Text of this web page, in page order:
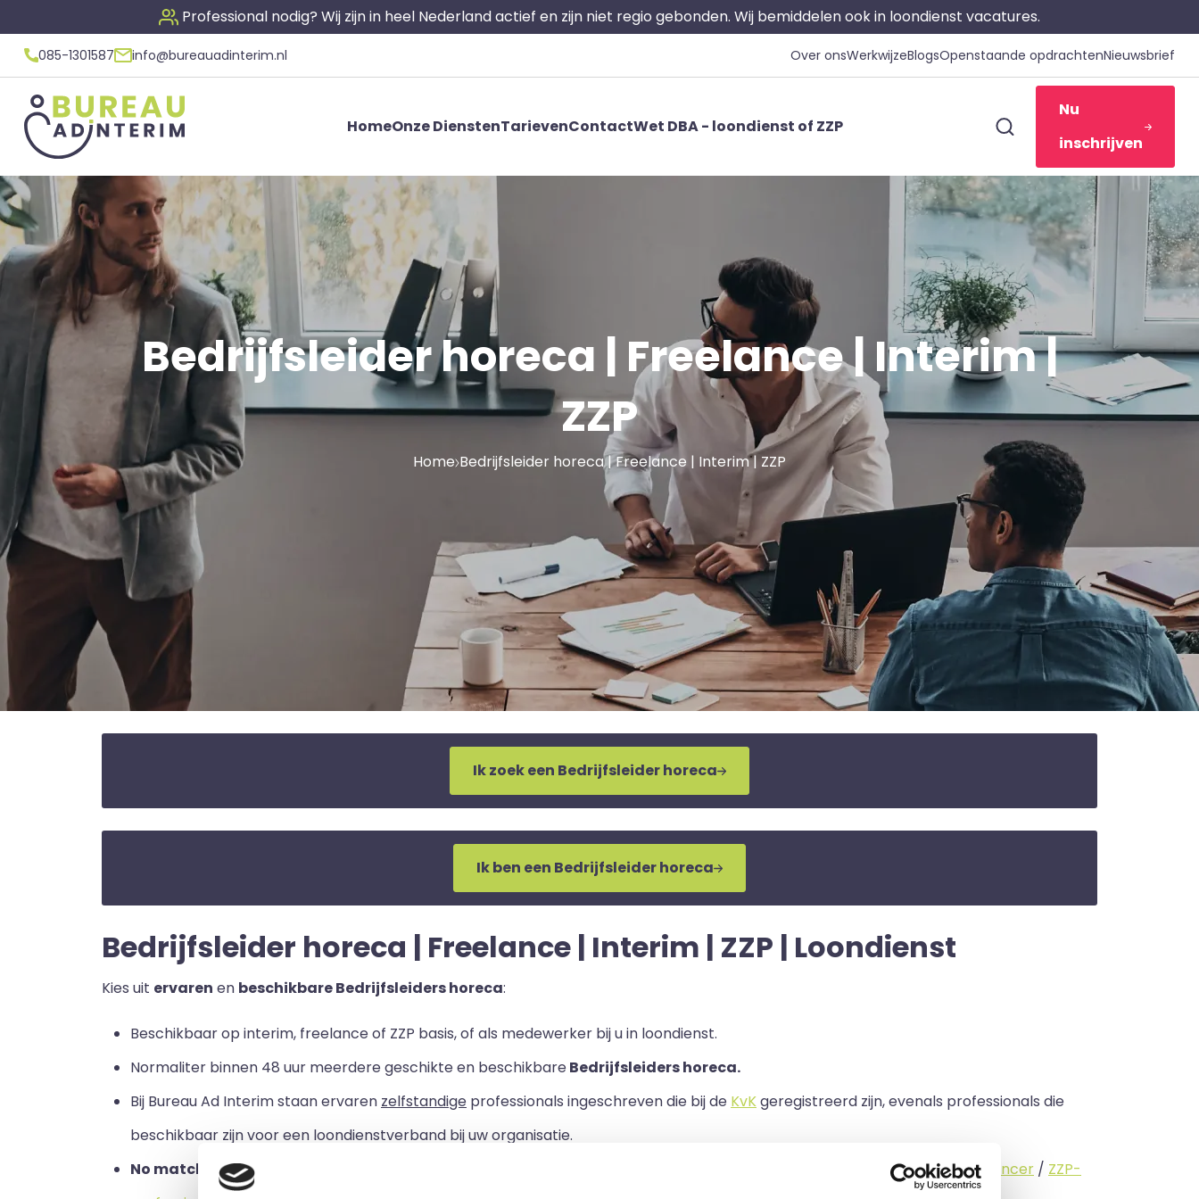
Professional nodig? Wij zijn in heel Nederland actief en zijn niet regio gebonden. Wij bemiddelen ook in loondienst vacatures.
085-1301587 info@bureauadinterim.nl Over onsWerkwijzeBlogsOpenstaande opdrachtenNieuwsbrief
HomeOnze DienstenTarievenContactWet DBA - loondienst of ZZP
Nu
inschrijven
Bedrijfsleider horeca | Freelance | Interim |
ZZP
Home Bedrijfsleider horeca | Freelance | Interim | ZZP
Ik zoek een Bedrijfsleider horeca
Ik ben een Bedrijfsleider horeca
Bedrijfsleider horeca | Freelance | Interim | ZZP | Loondienst
Kies uit ervaren en beschikbare Bedrijfsleiders horeca:
Beschikbaar op interim, freelance of ZZP basis, of als medewerker bij u in loondienst.
Normaliter binnen 48 uur meerdere geschikte en beschikbareBedrijfsleiders horeca.
Bij Bureau Ad Interim staan ervaren zelfstandige professionals ingeschreven die bij de KvKgeregistreerd zijn, evenals professionals die
beschikbaar zijn voor een loondienstverband bij uw organisatie.
No match no pay:
interimmer/freelancer / ZZP-